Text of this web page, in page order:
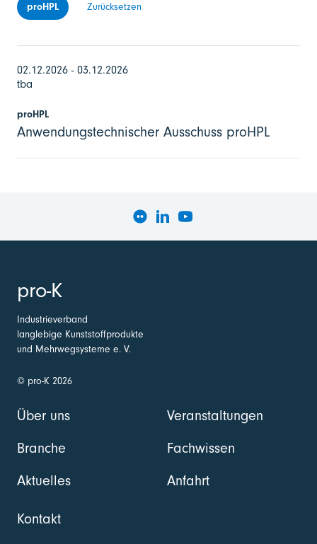
proHPL Zurücksetzen
02.12.2026 - 03.12.2026
tba
proHPL
Anwendungstechnischer Ausschuss proHPL
pro-K
Industrieverband
langlebige Kunststoffprodukte
und Mehrwegsysteme e. V.
© pro-K 2026
Über uns
Branche
Aktuelles
Veranstaltungen
Fachwissen
Anfahrt
Kontakt